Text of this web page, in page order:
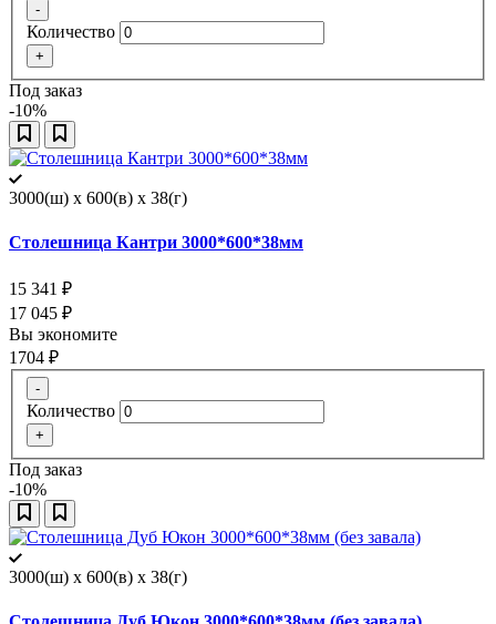
-
Количество
+
Под заказ
-10%
3000(ш) x 600(в) x 38(г)
Столешница Кантри 3000*600*38мм
15 341 ₽
17 045 ₽
Вы экономите
1704 ₽
-
Количество
+
Под заказ
-10%
3000(ш) x 600(в) x 38(г)